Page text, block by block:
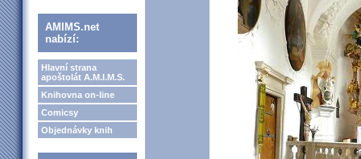
AMIMS.net
nabízí:
Hlavní strana
apoštolát A.M.I.M.S.
Knihovna on-line
Comicsy
Objednávky knih